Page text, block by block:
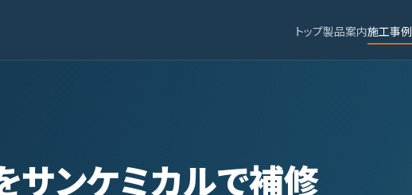
トップ製品案内施工事例
サンケミカルで補修